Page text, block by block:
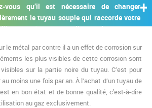
vous qu’il est nécessaire de changer
le tuyau souple qui raccorde votre
de gaz à vos appareils de cuisson ?
le métal par contre il a un effet de corrosion sur
les plus visibles de cette corrosion sont
sur la partie noire du tuyau. C’est pour
moins une fois par an. À l’achat d’un tuyau de
en bon état et de bonne qualité, c'est-à-dire
au gaz exclusivement.